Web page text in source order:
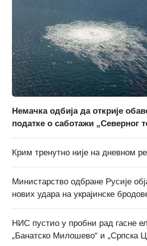
Немачка одбија да открије
податке о саботажи „Северног
Крим тренутно није на дневном
Министарство одбране Русије
нових удара на украјинске
НИС пустио у пробни рад гасне
„Банатско Милошево“ и „Српска